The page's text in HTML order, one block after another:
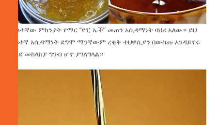
ሁለተኛው ምክንያት የማር “የፒ ኤች” መጠን አሲዳማነት ባህሪ አለው። ይህ
ከፍተኛ አሲዳማነት ደግሞ ማንኛውም ረቂቅ ተህዋሲያን በውስጡ እንዳይኖሩ
እንደ መከላከያ ግንብ ሆኖ ያገለግላል።